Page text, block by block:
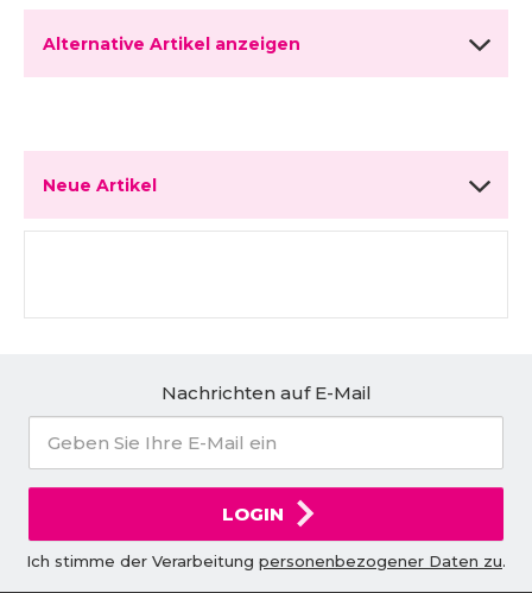
Alternative Artikel anzeigen
Neue Artikel
Nachrichten auf E-Mail
LOGIN
Ich stimme der Verarbeitung personenbezogener Daten zu.